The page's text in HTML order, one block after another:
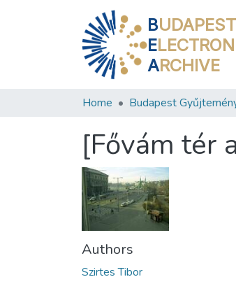
BUDAPEST
E
ARCHIVE
Home Budapest
[Fővám tér
Authors
Szirtes Tibor